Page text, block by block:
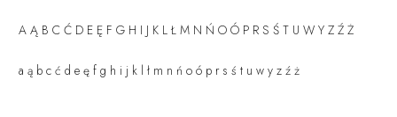
A Ą B C Ć D E Ę F G H I J K L Ł M N Ń O Ó P R S Ś T U W Y Z Ź Ż
a ą b c ć d e ę f g h i j k l ł m n ń o ó p r s ś t u w y z ź ż